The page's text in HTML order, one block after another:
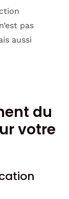
pas
aussi
du
votre